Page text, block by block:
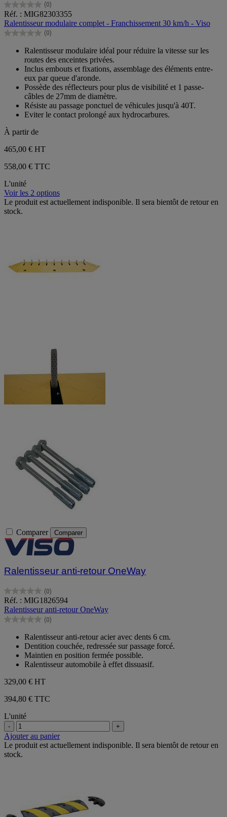
(0)
0.0
sur
5
étoiles.
Réf. : MIG82303355
Ralentisseur modulaire complet - Franchissement 30 km/h - Viso
(0)
0.0
étoiles.
Ralentisseur modulaire idéal pour réduire la vitesse sur les
routes des enceintes privées.
Inclus embouts et fixations, assemblage des éléments entre-
eux par queue d'aronde.
Possède des réflecteurs pour plus de visibilité et 1 passe-
câbles de 27mm de diamètre.
Résiste au passage ponctuel de véhicules jusqu'à 40T.
Eviter le contact prolongé aux hydrocarbures.
À partir de
465,00 € HT
558,00 € TTC
L'unité
Voir les 2 options
Le produit est actuellement indisponible. Il sera bientôt de retour en
stock.
Comparer Comparer
Ralentisseur anti-retour OneWay
(0)
0.0
sur
5
étoiles.
Réf. : MIG1826594
Ralentisseur anti-retour OneWay
(0)
0.0
étoiles.
Ralentisseur anti-retour acier avec dents 6 cm.
Dentition couchée, redressée sur passage forcé.
Maintien en position fermée possible.
Ralentisseur automobile à effet dissuasif.
329,00 € HT
394,80 € TTC
L'unité
- +
Ajouter au panier
Le produit est actuellement indisponible. Il sera bientôt de retour en
stock.